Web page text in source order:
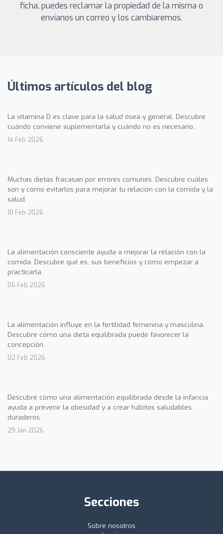
ficha, puedes reclamar la propiedad de la misma o
envíanos un correo y los cambiaremos.
Últimos artículos del blog
La vitamina D es clave para la salud ósea y general. Descubre
cuándo conviene suplementarla y cuándo no es necesario.
14 Feb 2026
Muchas dietas fracasan por errores comunes. Descubre cuáles
son y cómo evitarlos para mejorar tu relación con la comida y la
salud.
10 Feb 2026
La alimentación consciente ayuda a mejorar la relación con la
comida. Descubre qué es, sus beneficios y cómo empezar a
practicarla.
06 Feb 2026
La alimentación influye en la fertilidad femenina y masculina.
Descubre cómo una dieta equilibrada puede favorecer la
concepción.
02 Feb 2026
Descubre cómo una alimentación equilibrada desde la infancia
ayuda a prevenir la obesidad y a crear hábitos saludables
duraderos.
29 Jan 2026
Secciones
Sobre nosotros